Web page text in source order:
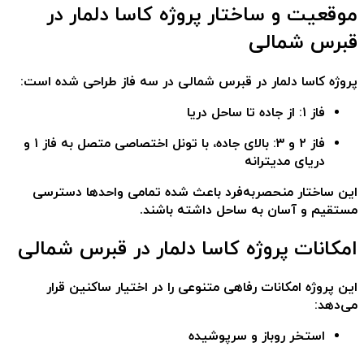
موقعیت و ساختار پروژه کاسا دلمار در
قبرس شمالی
پروژه کاسا دلمار در قبرس شمالی در سه فاز طراحی شده است:
فاز ۱: از جاده تا ساحل دریا
فاز ۲ و ۳: بالای جاده، با تونل اختصاصی متصل به فاز ۱ و
دریای مدیترانه
این ساختار منحصربه‌فرد باعث شده تمامی واحدها دسترسی
مستقیم و آسان به ساحل داشته باشند.
امکانات پروژه کاسا دلمار در قبرس شمالی
این پروژه امکانات رفاهی متنوعی را در اختیار ساکنین قرار
می‌دهد:
استخر روباز و سرپوشیده